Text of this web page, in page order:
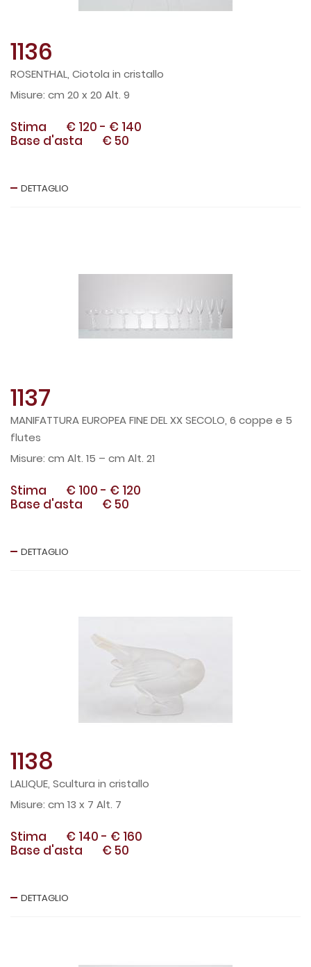
1136
ROSENTHAL, Ciotola in cristallo
cm 20 x 20 Alt. 9
Stima € 120 - € 140
Base d'asta
€ 50
DETTAGLIO
1137
MANIFATTURA EUROPEA FINE DEL XX SECOLO, 6 coppe e 5
flutes
cm Alt. 15 – cm Alt. 21
Stima € 100 - € 120
Base d'asta
€ 50
DETTAGLIO
1138
LALIQUE, Scultura in cristallo
cm 13 x 7 Alt. 7
Stima € 140 - € 160
Base d'asta
€ 50
DETTAGLIO